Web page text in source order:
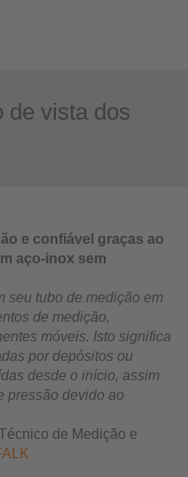
de vista dos
e confiável graças ao
aço-inox sem
seu tubo de medição em
de medição,
móveis. Isto significa
por depósitos ou
desde o início, assim
pressão devido ao
de Medição e